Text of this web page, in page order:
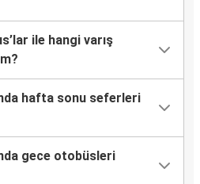
ile hangi varış
hafta sonu seferleri
gece otobüsleri